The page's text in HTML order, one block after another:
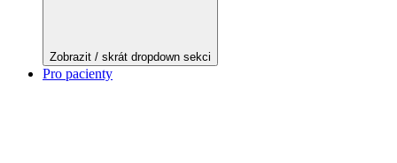
Zobrazit / skrát dropdown sekci
Pro pacienty